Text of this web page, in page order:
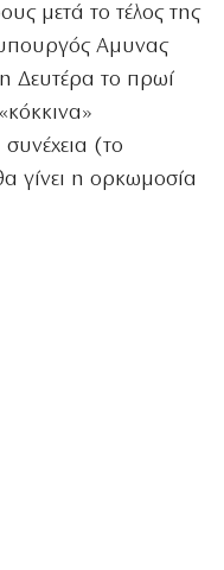
μετά το τέλος της
Αμυνας
Δευτέρα το πρωί
συνέχεια (το
γίνει η ορκωμοσία